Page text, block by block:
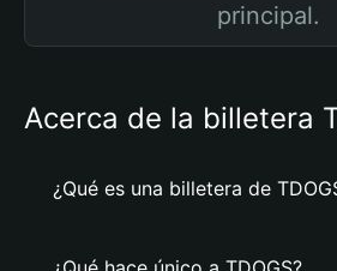
principal.
Acerca de la billetera
¿Qué es una billetera de